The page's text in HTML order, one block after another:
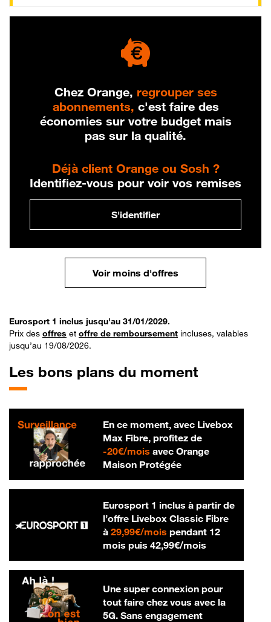
Chez Orange, regrouper ses
abonnements, c'est faire des
économies sur votre budget mais
pas sur la qualité.
Déjà client Orange ou Sosh ?
Identifiez-vous pour voir vos remises
S'identifier
Voir moins d'offres
Eurosport 1 inclus jusqu'au 31/01/2029.
Prix des offres et offre de remboursement incluses, valables
jusqu’au 19/08/2026.
Les bons plans du moment
En ce moment, avec Livebox
Max Fibre, profitez de
-20€/mois20 € par mois
avec Orange
Maison Protégée
Eurosport 1 inclus à partir de
l’offre Livebox Classic Fibre
à 29,99€/mois29,99 € par mois
pendant 12
mois puis 42,99€/mois42,99 € par
Une super connexion pour
tout faire chez vous avec la
5G. Sans engagement